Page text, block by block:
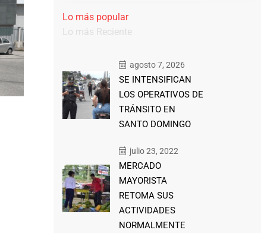
Lo más popular
Lo más Reciente
agosto 7, 2026
SE INTENSIFICAN
LOS OPERATIVOS DE
TRÁNSITO EN
SANTO DOMINGO
julio 23, 2022
MERCADO
MAYORISTA
RETOMA SUS
ACTIVIDADES
NORMALMENTE